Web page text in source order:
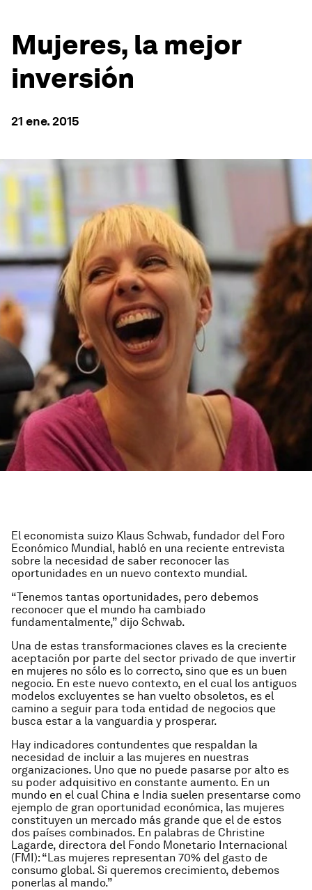
Mujeres, la mejor
inversión
21 ene. 2015
El economista suizo Klaus Schwab, fundador del Foro
Económico Mundial, habló en una reciente entrevista
sobre la necesidad de saber reconocer las
oportunidades en un nuevo contexto mundial.
“Tenemos tantas oportunidades, pero debemos
reconocer que el mundo ha cambiado
fundamentalmente,” dijo Schwab.
Una de estas transformaciones claves es la creciente
aceptación por parte del sector privado de que invertir
en mujeres no sólo es lo correcto, sino que es un buen
negocio. En este nuevo contexto, en el cual los antiguos
modelos excluyentes se han vuelto obsoletos, es el
camino a seguir para toda entidad de negocios que
busca estar a la vanguardia y prosperar.
Hay indicadores contundentes que respaldan la
necesidad de incluir a las mujeres en nuestras
organizaciones. Uno que no puede pasarse por alto es
su poder adquisitivo en constante aumento. En un
mundo en el cual China e India suelen presentarse como
ejemplo de gran oportunidad económica, las mujeres
constituyen un mercado más grande que el de estos
dos países combinados. En palabras de Christine
Lagarde, directora del Fondo Monetario Internacional
(FMI): “Las mujeres representan 70% del gasto de
consumo global. Si queremos crecimiento, debemos
ponerlas al mando.”